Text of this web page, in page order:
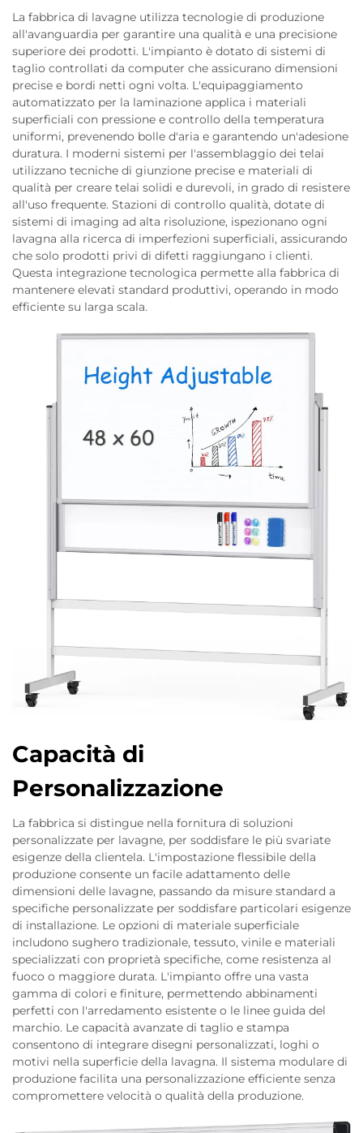
La fabbrica di lavagne utilizza tecnologie di produzione
all'avanguardia per garantire una qualità e una precisione
superiore dei prodotti. L'impianto è dotato di sistemi di
taglio controllati da computer che assicurano dimensioni
precise e bordi netti ogni volta. L'equipaggiamento
automatizzato per la laminazione applica i materiali
superficiali con pressione e controllo della temperatura
uniformi, prevenendo bolle d'aria e garantendo un'adesione
duratura. I moderni sistemi per l'assemblaggio dei telai
utilizzano tecniche di giunzione precise e materiali di
qualità per creare telai solidi e durevoli, in grado di resistere
all'uso frequente. Stazioni di controllo qualità, dotate di
sistemi di imaging ad alta risoluzione, ispezionano ogni
lavagna alla ricerca di imperfezioni superficiali, assicurando
che solo prodotti privi di difetti raggiungano i clienti.
Questa integrazione tecnologica permette alla fabbrica di
mantenere elevati standard produttivi, operando in modo
efficiente su larga scala.
Capacità di
Personalizzazione
La fabbrica si distingue nella fornitura di soluzioni
personalizzate per lavagne, per soddisfare le più svariate
esigenze della clientela. L'impostazione flessibile della
produzione consente un facile adattamento delle
dimensioni delle lavagne, passando da misure standard a
specifiche personalizzate per soddisfare particolari esigenze
di installazione. Le opzioni di materiale superficiale
includono sughero tradizionale, tessuto, vinile e materiali
specializzati con proprietà specifiche, come resistenza al
fuoco o maggiore durata. L'impianto offre una vasta
gamma di colori e finiture, permettendo abbinamenti
perfetti con l'arredamento esistente o le linee guida del
marchio. Le capacità avanzate di taglio e stampa
consentono di integrare disegni personalizzati, loghi o
motivi nella superficie della lavagna. Il sistema modulare di
produzione facilita una personalizzazione efficiente senza
compromettere velocità o qualità della produzione.